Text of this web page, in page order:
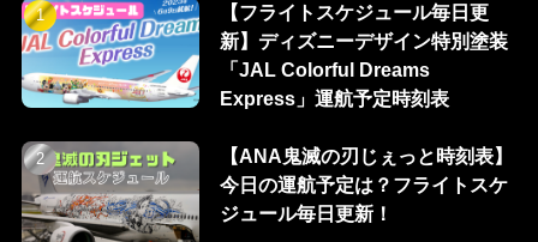
【フライトスケジュール毎日更
新】ディズニーデザイン特別塗装
「JAL Colorful Dreams
Express」運航予定時刻表
【ANA鬼滅の刃じぇっと時刻表】
今日の運航予定は？フライトスケ
ジュール毎日更新！